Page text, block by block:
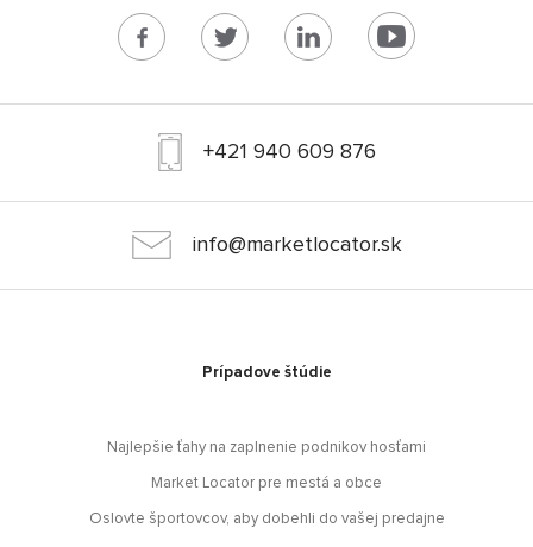
+421 940 609 876
info@marketlocator.sk
Prípadove štúdie
Najlepšie ťahy na zaplnenie podnikov hosťami
Market Locator pre mestá a obce
Oslovte športovcov, aby dobehli do vašej predajne